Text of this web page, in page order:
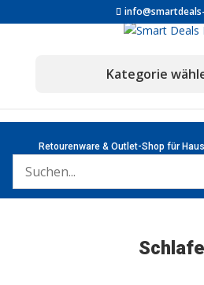
Retourenware & Outlet-Shop für